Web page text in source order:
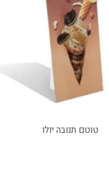
טוטם תנובה יולו